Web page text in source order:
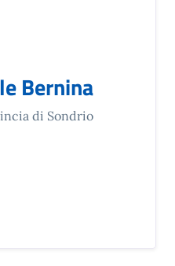
Bernina
di Sondrio